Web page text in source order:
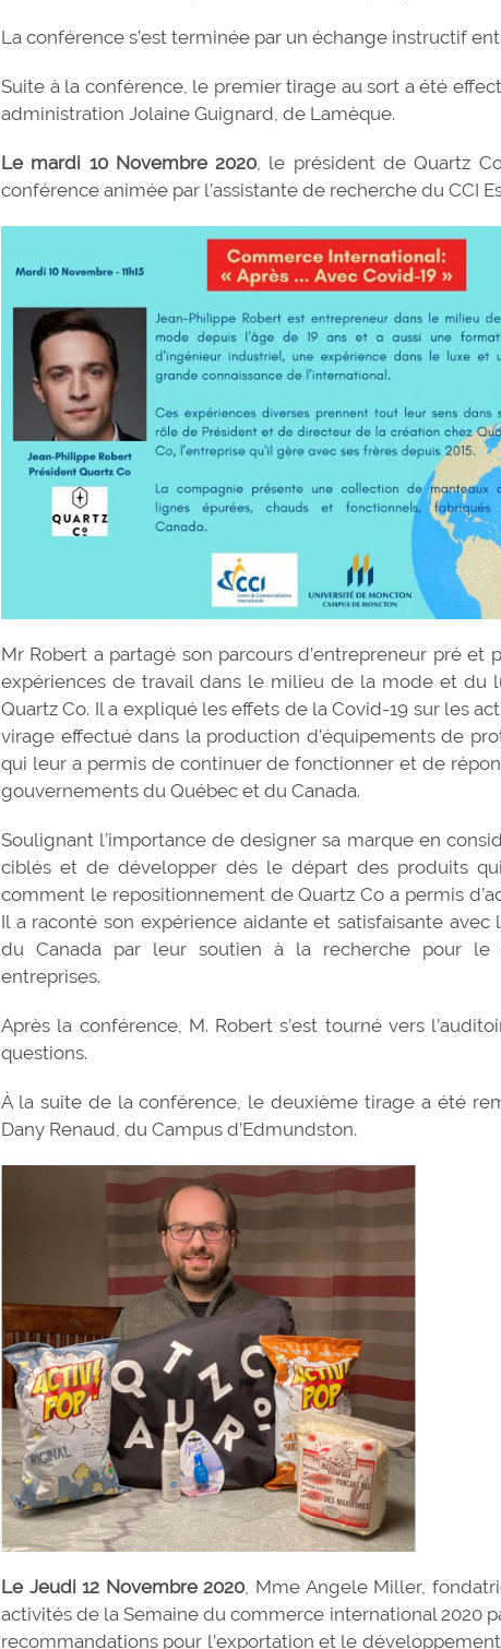
La conférence s’est terminée par un échange instructif
Suite à la conférence, le premier tirage au sort a été
administration Jolaine Guignard, de Lamèque.
Le mardi 10 Novembre 2020, le président de Quartz
conférence animée par l’assistante de recherche du CCI
Mr Robert a partagé son parcours d’entrepreneur pré et
expériences de travail dans le milieu de la mode et du
Quartz Co. Il a expliqué les effets de la Covid-19 sur les
virage effectué dans la production d’équipements de
qui leur a permis de continuer de fonctionner et de
gouvernements du Québec et du Canada.
Soulignant l’importance de designer sa marque en
ciblés et de développer dès le départ des produits
comment le repositionnement de Quartz Co a permis
Il a raconté son expérience aidante et satisfaisante
du Canada par leur soutien à la recherche pour le
entreprises.
Après la conférence, M. Robert s’est tourné vers
questions.
À la suite de la conférence, le deuxième tirage a été
Dany Renaud, du Campus d’Edmundston.
Le Jeudi 12 Novembre 2020, Mme Angele Miller,
activités de la Semaine du commerce international 2020
recommandations pour l’exportation et le